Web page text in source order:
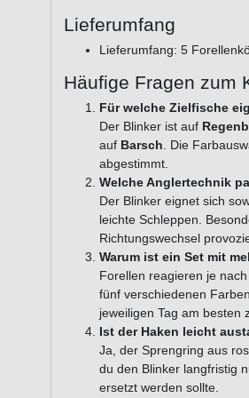
Lieferumfang
Lieferumfang: 5
Häufige Fragen zum
Für welche Zielfische
Der Blinker ist auf
auf Barsch . Die
abgestimmt.
Welche Anglertechnik
Der Blinker eignet sich
leichte Schleppen.
Richtungswechsel
Warum ist ein Set mit
Forellen reagieren je
fünf verschiedenen
jeweiligen Tag am besten
Ist der Haken leicht
Ja, der Sprengring aus
du den Blinker langfristig
ersetzt werden sollte.